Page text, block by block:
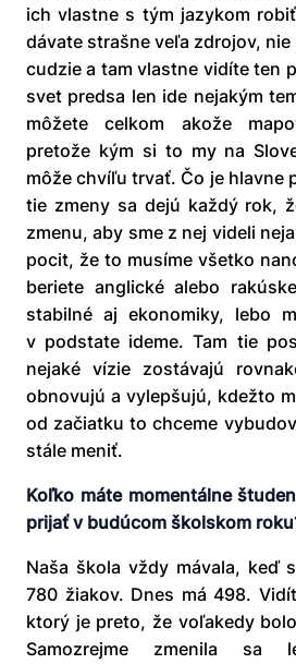
ich vlastne s tým jazykom
dávate strašne veľa zdrojov, nie
cudzie a tam vlastne vidíte ten
svet predsa len ide nejakým
môžete celkom akože
pretože kým si to my na
môže chvíľu trvať. Čo je hlavne
tie zmeny sa dejú každý rok,
zmenu, aby sme z nej videli
pocit, že to musíme všetko
beriete anglické alebo
stabilné aj ekonomiky, lebo
v podstate ideme. Tam tie
nejaké vízie zostávajú
obnovujú a vylepšujú, kdežto
od začiatku to chceme
stále meniť.
Koľko máte momentálne
prijať v budúcom školskom
Naša škola vždy mávala, keď
780 žiakov. Dnes má 498.
ktorý je preto, že voľakedy
Samozrejme zmenila sa